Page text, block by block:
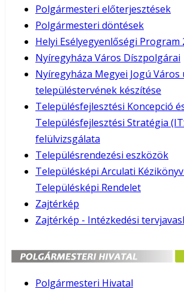
Polgármesteri előterjesztések
Polgármesteri döntések
Helyi Esélyegyenlőségi Program
Nyíregyháza Város Díszpolgárai
Nyíregyháza Megyei Jogú Város
településtervének készítése
Településfejlesztési Koncepció
Településfejlesztési Stratégia
felülvizsgálata
Településrendezési eszközök
Településképi Arculati
Településképi Rendelet
Zajtérkép
Zajtérkép - Intézkedési
Polgármesteri Hivatal